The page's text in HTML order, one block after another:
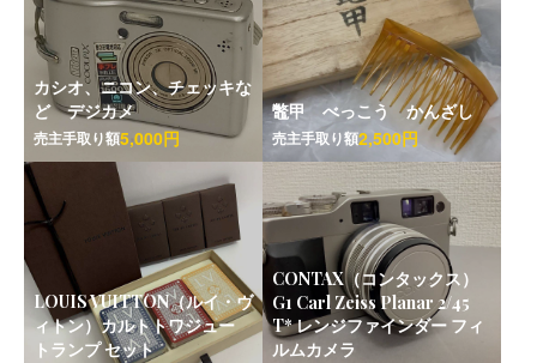
カシオ、ニコン、チェッキな
ど デジカメ
売主手取り額5,000円
鼈甲 べっこう かんざし
売主手取り額2,500円
LOUIS VUITTON（ルイ・ヴ
ィトン）カルトトワジュー
トランプ セット
CONTAX（コンタックス）
G1 Carl Zeiss Planar 2/45
T* レンジファインダー フィ
ルムカメラ